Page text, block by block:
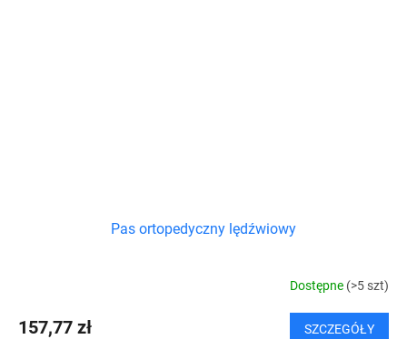
Pas ortopedyczny lędźwiowy
Dostępne (>5 szt)
157,77 zł SZCZEGÓŁY